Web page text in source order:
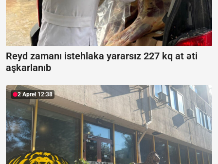
Reyd zamanı istehlaka yararsız 227 kq at əti
aşkarlanıb
2 Aprel 12:38